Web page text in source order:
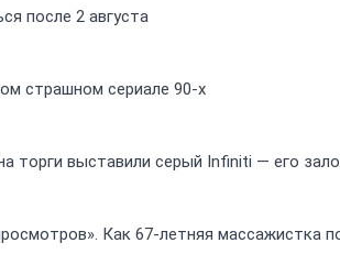
после 2 августа
страшном сериале 90-х
торги выставили серый Infiniti — его
Как 67-летняя массажистка